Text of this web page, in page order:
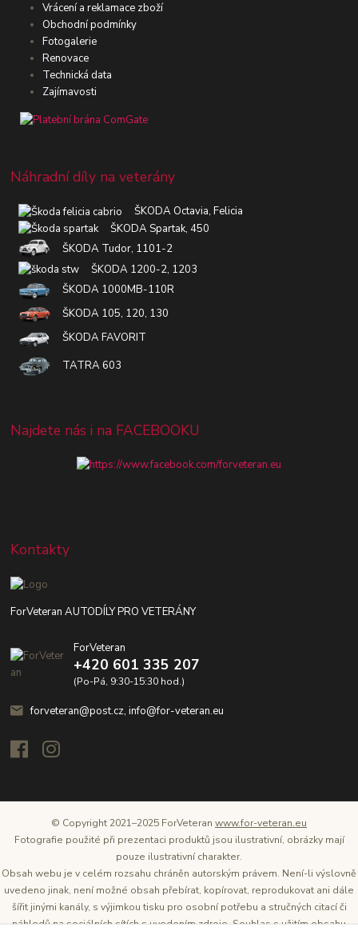
Vrácení a reklamace zboží
Obchodní podmínky
Fotogalerie
Renovace
Technická data
Zajímavosti
Náhradní díly na veterány
ŠKODA Octavia, Felicia
ŠKODA Spartak, 450
ŠKODA Tudor, 1101-2
ŠKODA 1200-2, 1203
ŠKODA 1000MB-110R
ŠKODA 105, 120, 130
ŠKODA FAVORIT
TATRA 603
Najdete nás i na FACEBOOKU
Kontakty
ForVeteran AUTODÍLY PRO VETERÁNY
ForVeteran
+420 601 335 207
(Po-Pá, 9:30-15:30 hod.)
forveteran@post.cz, info@for-veteran.eu
© Copyright 2021–2025 ForVeteran www.for-veteran.eu
Fotografie použité při prezentaci produktů jsou ilustrativní, obrázky mají
pouze ilustrativní charakter.
Obsah webu je v celém rozsahu chráněn autorským právem. Není-li výslovně
uvedeno jinak, není možné obsah přebírat, kopírovat, reprodukovat ani dále
šířit jinými kanály, s výjimkou tisku pro osobní potřebu a stručných citací či
náhledů na sociálních sítích s uvedením zdroje. Souhlas s užitím obsahu